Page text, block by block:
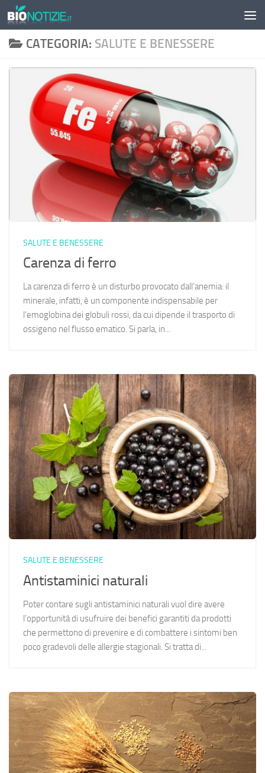
Sotto il contenuto
CATEGORIA: SALUTE E BENESSERE
SALUTE E BENESSERE
Carenza di ferro
La carenza di ferro è un disturbo provocato dall’anemia: il
minerale, infatti, è un componente indispensabile per
l’emoglobina dei globuli rossi, da cui dipende il trasporto di
ossigeno nel flusso ematico. Si parla, in...
SALUTE E BENESSERE
Antistaminici naturali
Poter contare sugli antistaminici naturali vuol dire avere
l’opportunità di usufruire dei benefici garantiti da prodotti
che permettono di prevenire e di combattere i sintomi ben
poco gradevoli delle allergie stagionali. Si tratta di...